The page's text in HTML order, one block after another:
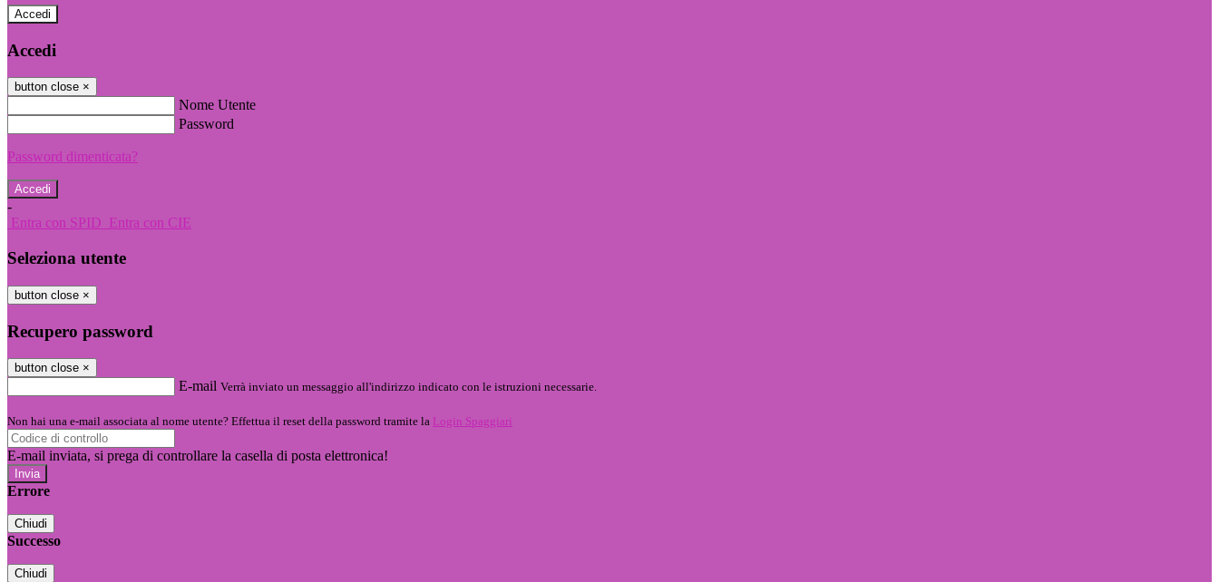
Accedi
Accedi
button close ×
Nome Utente
Password
Password dimenticata?
-
Entra con SPID Entra con CIE
Seleziona utente
button close ×
Recupero password
button close ×
E-mail Verrà inviato un messaggio all'indirizzo indicato con le istruzioni necessarie.
Non hai una e-mail associata al nome utente? Effettua il reset della password tramite la Login Spaggiari
E-mail inviata, si prega di controllare la casella di posta elettronica!
Errore
Chiudi
Successo
Chiudi